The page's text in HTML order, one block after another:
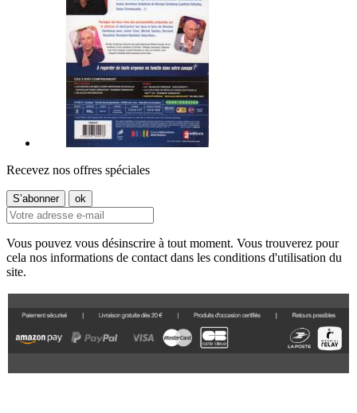
Recevez nos offres spéciales
Vous pouvez vous désinscrire à tout moment. Vous trouverez pour
cela nos informations de contact dans les conditions d'utilisation du
site.